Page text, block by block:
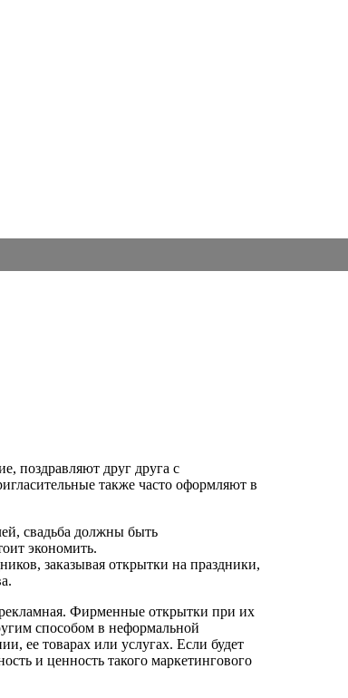
поздравляют друг друга с
также часто оформляют в
свадьба должны быть
экономить.
заказывая открытки на праздники,
Фирменные открытки при их
способом в неформальной
ее товарах или услугах. Если будет
и ценность такого маркетингового